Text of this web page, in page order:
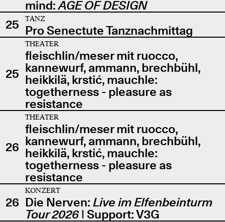
mind:AGE OF DESIGN
25
TANZ
Pro Senectute Tanznachmittag
25
THEATER
fleischlin/meser mit ruocco,
kannewurf, ammann, brechbühl,
heikkilä, krstić, mauchle:
togetherness - pleasure as
resistance
26
THEATER
fleischlin/meser mit ruocco,
kannewurf, ammann, brechbühl,
heikkilä, krstić, mauchle:
togetherness - pleasure as
resistance
26
KONZERT
Die Nerven: Live im Elfenbeinturm
Tour 2026| Support: V3G